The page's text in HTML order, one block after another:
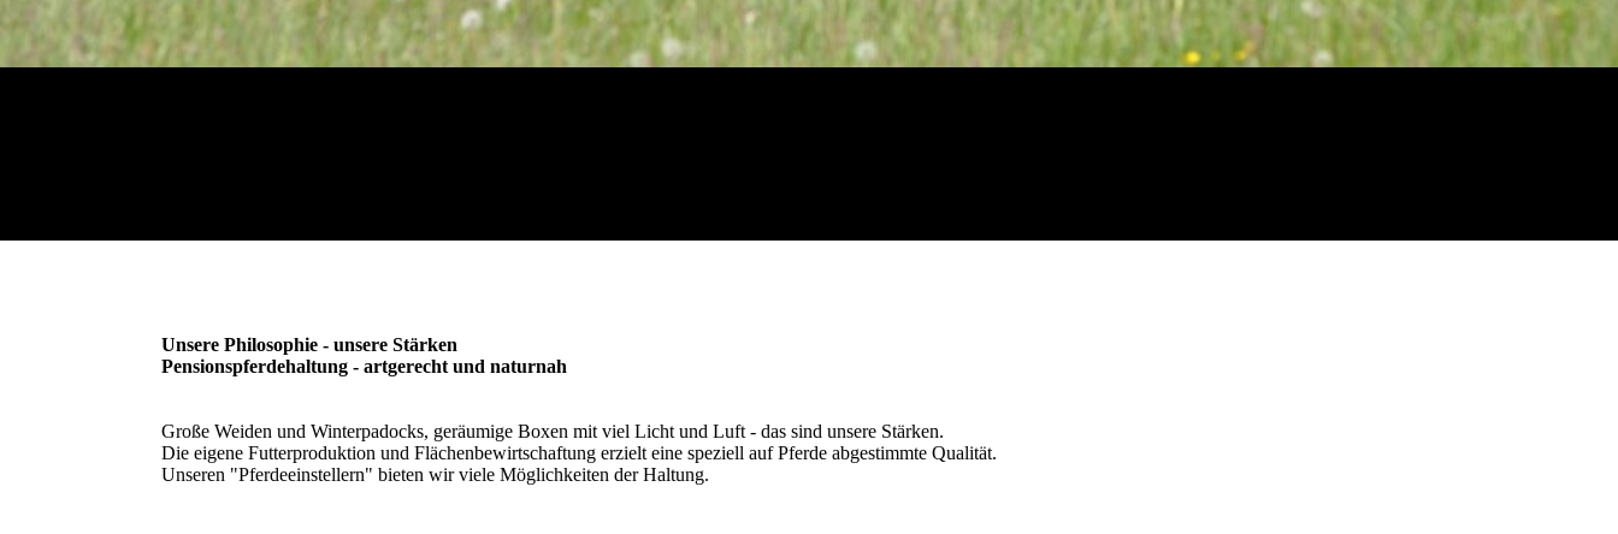
Unsere Philosophie - unsere Stärken
Pensionspferdehaltung - artgerecht und naturnah
Große Weiden und Winterpadocks, geräumige Boxen mit viel Licht und Luft - das sind unsere Stärken.
Die eigene Futterproduktion und Flächenbewirtschaftung erzielt eine speziell auf Pferde abgestimmte Qualität.
Unseren "Pferdeeinstellern" bieten wir viele Möglichkeiten der Haltung.